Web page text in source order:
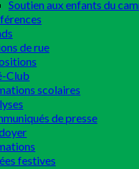
Soutien aux enfants du
de rue
Club
scolaires
de presse
festives